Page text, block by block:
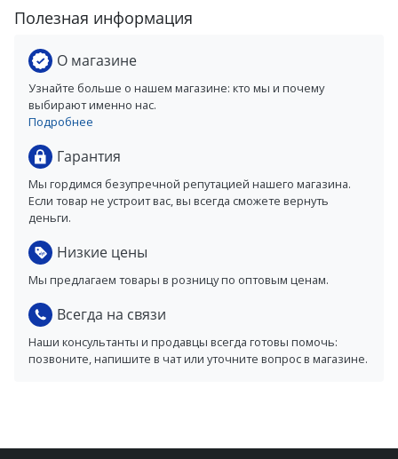
Полезная информация
О магазине
Узнайте больше о нашем магазине: кто мы и почему
выбирают именно нас.
Подробнее
Гарантия
Мы гордимся безупречной репутацией нашего магазина.
Если товар не устроит вас, вы всегда сможете вернуть
деньги.
Низкие цены
Мы предлагаем товары в розницу по оптовым ценам.
Всегда на связи
Наши консультанты и продавцы всегда готовы помочь:
позвоните, напишите в чат или уточните вопрос в магазине.